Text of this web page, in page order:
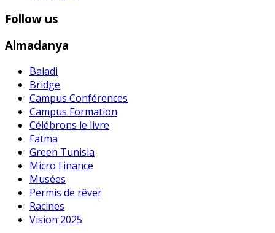
Follow us
Almadanya
Baladi
Bridge
Campus Conférences
Campus Formation
Célébrons le livre
Fatma
Green Tunisia
Micro Finance
Musées
Permis de rêver
Racines
Vision 2025